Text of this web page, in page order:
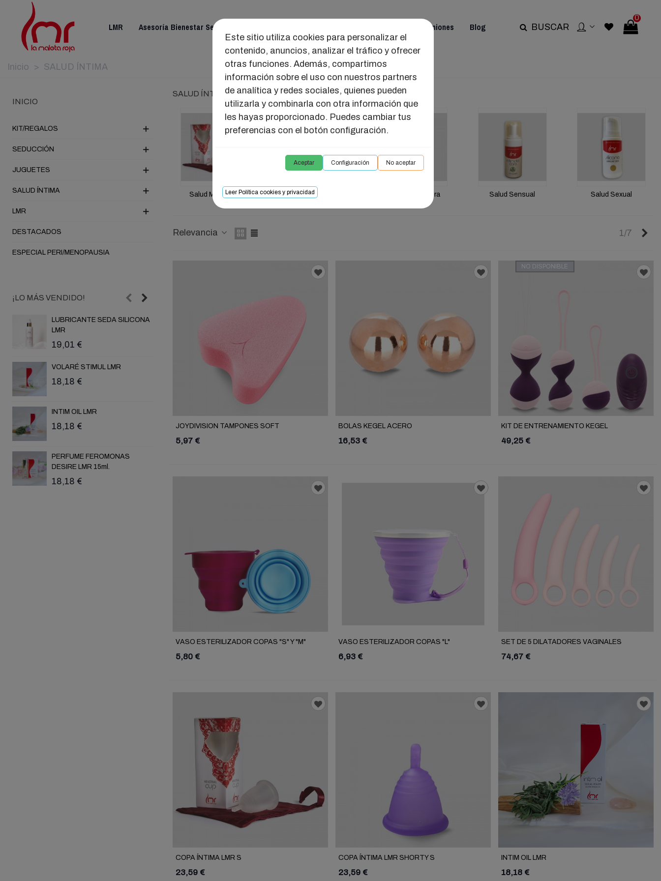
Este sitio utiliza cookies para personalizar el
contenido, anuncios, analizar el tráfico y ofrecer
otras funciones. Además, compartimos
información sobre el uso con nuestros partners
de analítica y redes sociales, quienes pueden
utilizarla y combinarla con otra información que
les hayas proporcionado. Puedes cambiar tus
preferencias con el botón configuración.
Aceptar Configuración No aceptar
Leer Política cookies y privacidad
LMR Asesoría Bienestar Sexual Reuniones Blog BUSCAR
0
Inicio > SALUD ÍNTIMA
INICIO
KIT/REGALOS
SEDUCCIÓN
JUGUETES
SALUD ÍNTIMA
LMR
DESTACADOS
ESPECIAL PERI/MENOPAUSIA
¡LO MÁS VENDIDO!
LUBRICANTE SEDA SILICONA
LMR
19,01 €
VOLARÉ STIMUL LMR
18,18 €
INTIM OIL LMR
18,18 €
PERFUME FEROMONAS
DESIRE LMR 15ml.
18,18 €
TENGA EGG
17,03 €
SALUD ÍNTIMA
Salud Menstrual Salud Pélvica Salud Placentera Salud Sensual Salud Sexual
Relevancia 1/7
JOYDIVISION TAMPONES SOFT
5,97 €
BOLAS KEGEL ACERO
16,53 €
NO DISPONIBLE
KIT DE ENTRENAMIENTO KEGEL
49,25 €
VASO ESTERILIZADOR COPAS "S" Y "M"
5,80 €
VASO ESTERILIZADOR COPAS "L"
6,93 €
SET DE 5 DILATADORES VAGINALES
74,67 €
COPA ÍNTIMA LMR S
23,59 €
COPA ÍNTIMA LMR SHORTY S
23,59 €
INTIM OIL LMR
18,18 €